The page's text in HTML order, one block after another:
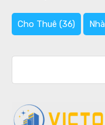
Cho Thuê (36)